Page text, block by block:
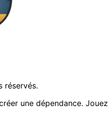
réservés.
une dépendance.